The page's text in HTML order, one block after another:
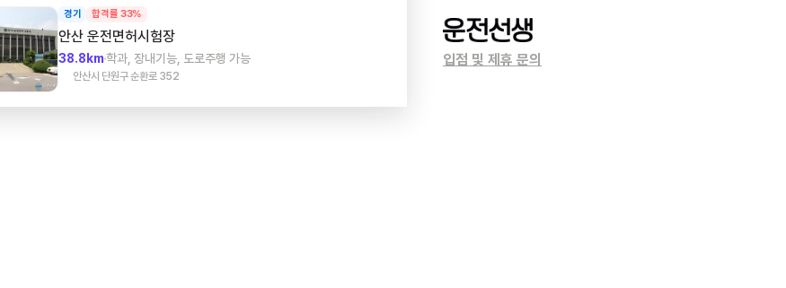
경기 합격률 33%
안산 운전면허시험장
38.8km학과, 장내기능, 도로주행 가능
안산시 단원구 순환로 352
입점 및 제휴 문의